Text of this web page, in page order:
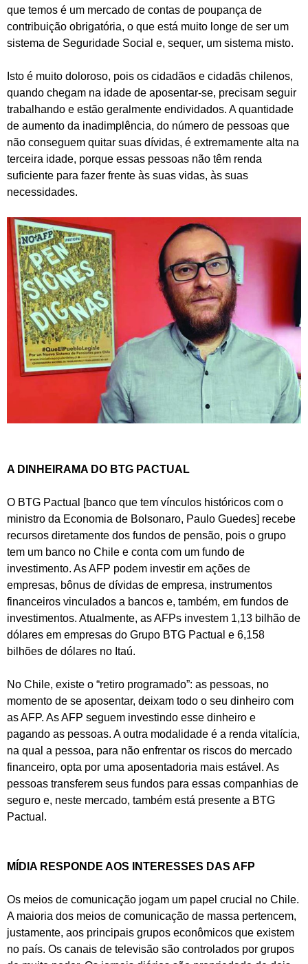
que temos é um mercado de contas de poupança de
contribuição obrigatória, o que está muito longe de ser um
sistema de Seguridade Social e, sequer, um sistema misto.
Isto é muito doloroso, pois os cidadãos e cidadãs chilenos,
quando chegam na idade de aposentar-se, precisam seguir
trabalhando e estão geralmente endividados. A quantidade
de aumento da inadimplência, do número de pessoas que
não conseguem quitar suas dívidas, é extremamente alta na
terceira idade, porque essas pessoas não têm renda
suficiente para fazer frente às suas vidas, às suas
necessidades.
A DINHEIRAMA DO BTG PACTUAL
O BTG Pactual [banco que tem vínculos históricos com o
ministro da Economia de Bolsonaro, Paulo Guedes] recebe
recursos diretamente dos fundos de pensão, pois o grupo
tem um banco no Chile e conta com um fundo de
investimento. As AFP podem investir em ações de
empresas, bônus de dívidas de empresa, instrumentos
financeiros vinculados a bancos e, também, em fundos de
investimentos. Atualmente, as AFPs investem 1,13 bilhão de
dólares em empresas do Grupo BTG Pactual e 6,158
bilhões de dólares no Itaú.
No Chile, existe o “retiro programado”: as pessoas, no
momento de se aposentar, deixam todo o seu dinheiro com
as AFP. As AFP seguem investindo esse dinheiro e
pagando as pessoas. A outra modalidade é a renda vitalícia,
na qual a pessoa, para não enfrentar os riscos do mercado
financeiro, opta por uma aposentadoria mais estável. As
pessoas transferem seus fundos para essas companhias de
seguro e, neste mercado, também está presente a BTG
Pactual.
MÍDIA RESPONDE AOS INTERESSES DAS AFP
Os meios de comunicação jogam um papel crucial no Chile.
A maioria dos meios de comunicação de massa pertencem,
justamente, aos principais grupos econômicos que existem
no país. Os canais de televisão são controlados por grupos